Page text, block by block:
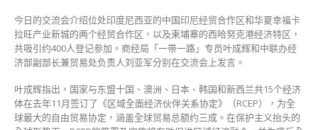
今日的交流会介绍位处印度尼西亚的中国印尼经贸合作区和华夏幸福卡
拉旺产业新城的两个经贸合作区，以及柬埔寨的西哈努克港经济特区，
共吸引约400人登记参加。商经局「一带一路」专员叶成辉和中联办经
济部副部长兼贸易处负责人刘亚军分别在交流会上发言。
叶成辉指出，国家与东盟十国、澳洲、日本、韩国和新西兰共15个经济
体在去年11月签订了《区域全面经济伙伴关系协定》（RCEP），为全
球最大的自由贸易协定，涵盖全球贸易总额约三成。在保护主义抬头​​的